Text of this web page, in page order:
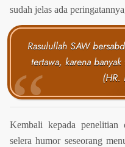
sudah jelas ada
Rasulullah SAW
tertawa, karena
(HR.
Kembali kepada penelitian
selera humor seseorang